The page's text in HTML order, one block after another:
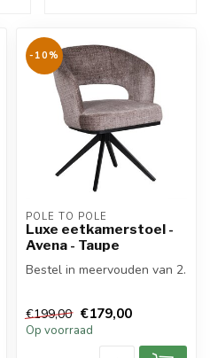
-10%
POLE TO POLE
Luxe eetkamerstoel -
Avena - Taupe
Bestel in meervouden van 2.
€199,00 €179,00
Op voorraad